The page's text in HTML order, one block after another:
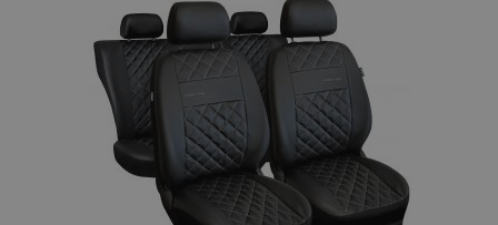
Lista
de
Deseos